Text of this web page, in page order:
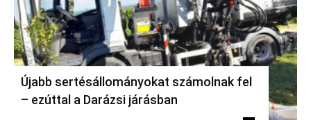
Újabb sertésállományokat számolnak fel
– ezúttal a Darázsi járásban